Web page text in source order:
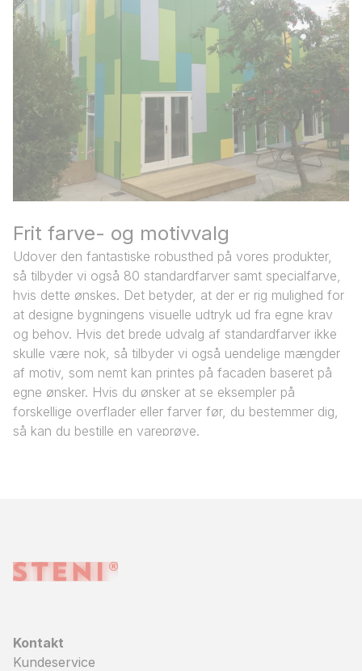
Frit farve- og motivvalg
Udover den fantastiske robusthed på vores produkter,
så tilbyder vi også 80 standardfarver samt specialfarve,
hvis dette ønskes. Det betyder, at der er rig mulighed for
at designe bygningens visuelle udtryk ud fra egne krav
og behov. Hvis det brede udvalg af standardfarver ikke
skulle være nok, så tilbyder vi også uendelige mængder
af motiv, som nemt kan printes på facaden baseret på
egne ønsker. Hvis du ønsker at se eksempler på
forskellige overflader eller farver før, du bestemmer dig,
så kan du bestille en vareprøve.
Kontakt
Kundeservice